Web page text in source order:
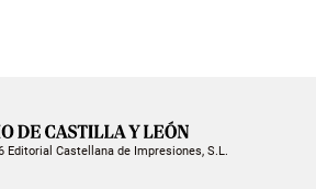
Editorial Castellana de Impresiones, S.L.